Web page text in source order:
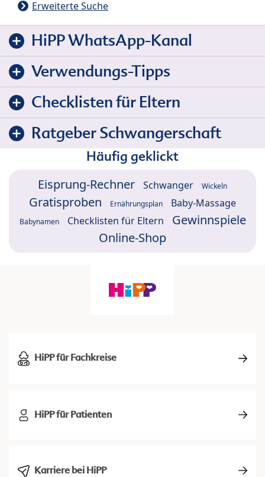
Erweiterte Suche
HiPP WhatsApp-Kanal
Verwendungs-Tipps
Checklisten für Eltern
Ratgeber Schwangerschaft
Häufig geklickt
Eisprung-Rechner Schwanger Wickeln
Gratisproben Ernährungsplan Baby-Massage
Babynamen Checklisten für Eltern
Gewinnspiele
Online-Shop
HiPP für Fachkreise
HiPP für Patienten
Karriere bei HiPP